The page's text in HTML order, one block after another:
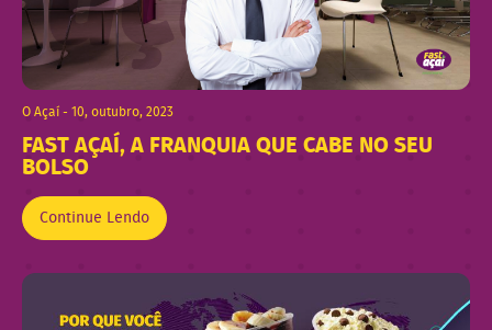
O Açaí - 10, outubro, 2023
FAST AÇAÍ, A FRANQUIA QUE CABE NO SEU
BOLSO
Continue Lendo